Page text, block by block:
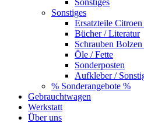
Sonstiges
Ersatzteile
Bücher / Literatur
Schrauben
Öle / Fette
Sonderposten
Aufkleber /
% Sonderangebote %
Gebrauchtwagen
Werkstatt
Über uns